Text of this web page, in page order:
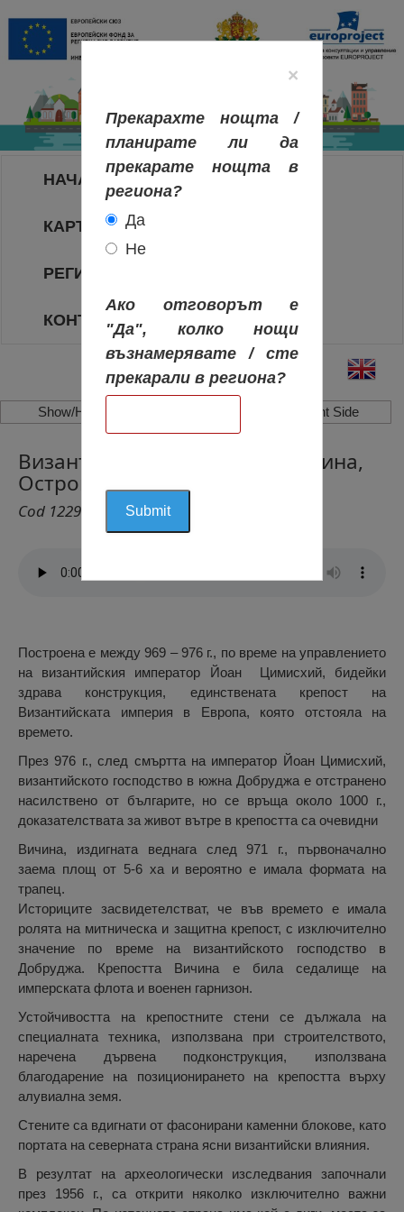
НАЧАЛО
КАРТА НА РЕГИОНИТЕ
РЕГИОНИ
КОНТАКТИ
Show/Hide Left Side Show/Hide Right Side
Византийската Крепостта Вичина,
Остров Пъкуюл луй Соаре
Cod 1229
Построена е между 969 – 976 г., по време на управлението
на византийския император Йоан Цимисхий, бидейки
здрава конструкция, единствената крепост на
Византийската империя в Европа, която отстояла на
времето.
През 976 г., след смъртта на император Йоан Цимисхий,
византийското господство в южна Добруджа е отстранено
насилствено от българите, но се връща около 1000 г.,
доказателствата за живот вътре в крепостта са очевидни
Вичина, издигната веднага след 971 г., първоначално
заема площ от 5-6 ха и вероятно е имала формата на
трапец.
Историците засвидетелстват, че във времето е имала
ролята на митническа и защитна крепост, с изключително
значение по време на византийското господство в
Добруджа. Крепостта Вичина е била седалище на
имперската флота и военен гарнизон.
Устойчивостта на крепостните стени се дължала на
специалната техника, използвана при строителството,
наречена дървена подконструкция, използвана
благодарение на позиционирането на крепостта върху
алувиална земя.
Стените са вдигнати от фасонирани каменни блокове, като
портата на северната страна ясни византийски влияния.
В резултат на археологически изследвания започнали
през 1956 г., са открити няколко изключително важни
×
Прекарахте нощта /
планирате ли да
прекарате нощта в
региона?
Да
Не
Ако отговорът е
"Да", колко нощи
възнамерявате / сте
прекарали в региона?